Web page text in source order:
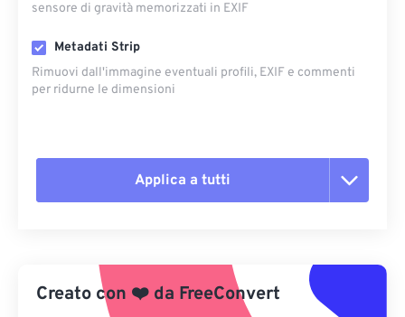
sensore di gravità memorizzati in EXIF
Metadati Strip
Rimuovi dall'immagine eventuali profili, EXIF ​​e commenti
per ridurne le dimensioni
Applica a tutti
Applica da preimpostazione
Salva come predefinito
Creato con ❤️ da FreeConvert